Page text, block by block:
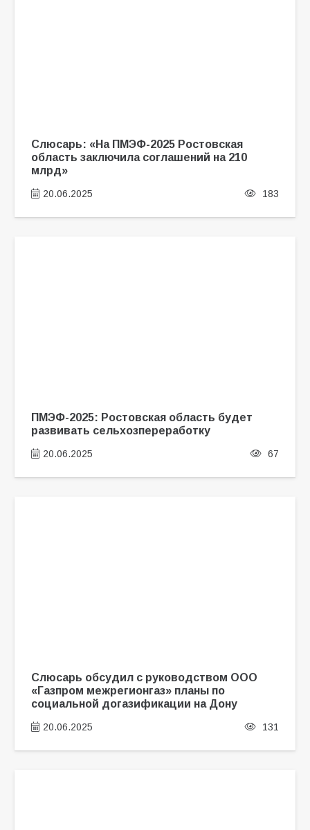
Слюсарь: «На ПМЭФ-2025 Ростовская
область заключила соглашений на 210
млрд»
20.06.2025 183
ПМЭФ-2025: Ростовская область будет
развивать сельхозпереработку
20.06.2025 67
Слюсарь обсудил с руководством ООО
«Газпром межрегионгаз» планы по
социальной догазификации на Дону
20.06.2025 131